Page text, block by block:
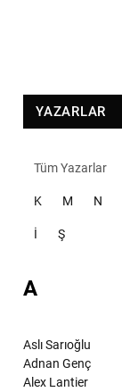
YAZARLAR
Tüm Yazarlar
K M N
İ Ş
A
Aslı Sarıoğlu
Adnan Genç
Alex Lantier